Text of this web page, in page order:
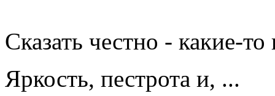
Сказать честно - какие-
Яркость, пестрота и, ...